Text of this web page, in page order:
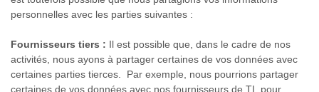
personnelles avec les parties suivantes :
Fournisseurs tiers : Il est possible que, dans le cadre de nos
activités, nous ayons à partager certaines de vos données avec
certaines parties tierces. Par exemple, nous pourrions partager
certaines de vos données avec nos fournisseurs de TI, pour